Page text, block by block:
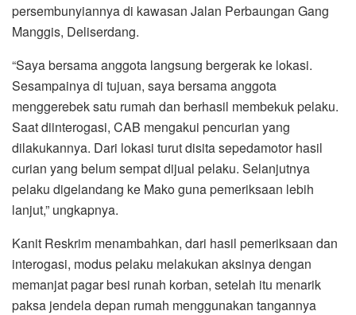
persembunyiannya di kawasan Jalan Perbaungan Gang
Manggis, Deliserdang.
“Saya bersama anggota langsung bergerak ke lokasi.
Sesampainya di tujuan, saya bersama anggota
menggerebek satu rumah dan berhasil membekuk pelaku.
Saat diinterogasi, CAB mengakui pencurian yang
dilakukannya. Dari lokasi turut disita sepedamotor hasil
curian yang belum sempat dijual pelaku. Selanjutnya
pelaku digelandang ke Mako guna pemeriksaan lebih
lanjut,” ungkapnya.
Kanit Reskrim menambahkan, dari hasil pemeriksaan dan
interogasi, modus pelaku melakukan aksinya dengan
memanjat pagar besi runah korban, setelah itu menarik
paksa jendela depan rumah menggunakan tangannya